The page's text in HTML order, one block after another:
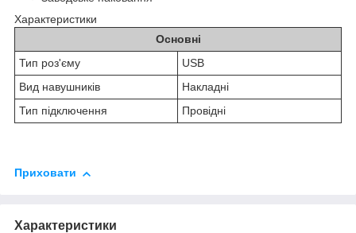
Характеристики
Основні
Тип роз'єму
USB
Вид навушників
Накладні
Тип підключення
Провідні
Приховати
Характеристики